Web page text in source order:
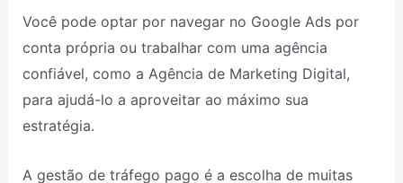
Você pode optar por navegar no Google Ads por
conta própria ou trabalhar com uma agência
confiável, como a Agência de Marketing Digital,
para ajudá-lo a aproveitar ao máximo sua
estratégia.
A gestão de tráfego pago é a escolha de muitas